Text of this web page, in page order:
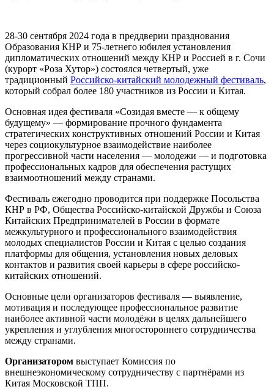
28-30 сентября 2024 года в преддверии празднования
Образования КНР и 75-летнего юбилея установления
дипломатических отношений между КНР и Россией в г. Сочи
(курорт «Роза Хутор») состоялся четвертый, уже
традиционный Российско-китайский молодежный фестиваль,
который собрал более 180 участников из России и Китая.
Основная идея фестиваля «Созидая вместе — к общему
будущему» — формирование прочного фундамента
стратегических конструктивных отношений России и Китая
через социокультурное взаимодействие наиболее
прогрессивной части населения — молодежи — и подготовка
профессиональных кадров для обеспечения растущих
взаимоотношений между странами.
Фестиваль ежегодно проводится при поддержке Посольства
КНР в РФ, Общества Российско-китайской Дружбы и Союза
Китайских Предпринимателей в России в формате
межкультурного и профессионального взаимодействия
молодых специалистов России и Китая с целью создания
платформы для общения, установления новых деловых
контактов и развития своей карьеры в сфере российско-
китайских отношений.
Основные цели организаторов фестиваля — выявление,
мотивация и последующее профессиональное развитие
наиболее активной части молодёжи в целях дальнейшего
укрепления и углубления многостороннего сотрудничества
между странами.
Организатором выступает Комиссия по
внешнеэкономическому сотрудничеству с партнёрами из
Китая Московской ТПП.